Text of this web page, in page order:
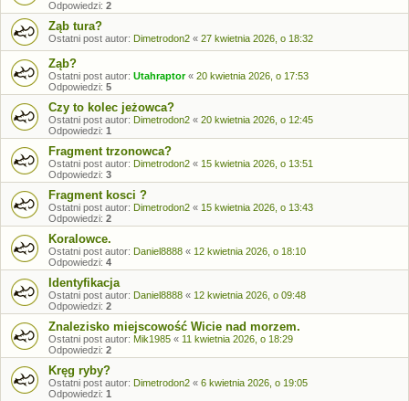
Odpowiedzi: 2
Ząb tura?
Ostatni post autor: Dimetrodon2 « 27 kwietnia 2026, o 18:32
Ząb?
Ostatni post autor: Utahraptor« 20 kwietnia 2026, o 17:53
Odpowiedzi: 5
Czy to kolec jeżowca?
Ostatni post autor: Dimetrodon2 « 20 kwietnia 2026, o 12:45
Odpowiedzi: 1
Fragment trzonowca?
Ostatni post autor: Dimetrodon2 « 15 kwietnia 2026, o 13:51
Odpowiedzi: 3
Fragment kosci ?
Ostatni post autor: Dimetrodon2 « 15 kwietnia 2026, o 13:43
Odpowiedzi: 2
Koralowce.
Ostatni post autor: Daniel8888 « 12 kwietnia 2026, o 18:10
Odpowiedzi: 4
Identyfikacja
Ostatni post autor: Daniel8888 « 12 kwietnia 2026, o 09:48
Odpowiedzi: 2
Znalezisko miejscowość Wicie nad morzem.
Ostatni post autor: Mik1985 « 11 kwietnia 2026, o 18:29
Odpowiedzi: 2
Kręg ryby?
Ostatni post autor: Dimetrodon2 « 6 kwietnia 2026, o 19:05
Odpowiedzi: 1